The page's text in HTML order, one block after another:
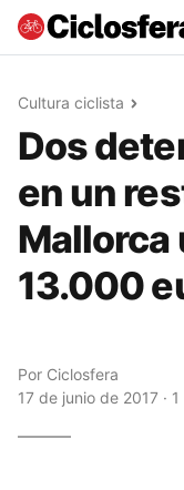
Cultura ciclista
Dos
en un
Mallorca
13.000
Por Ciclosfera
17 de junio de 2017 ·